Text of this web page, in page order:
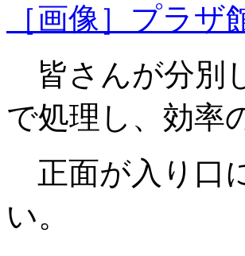
［画像］プラ
皆さんが分別
で処理し、効率
正面が入り口
い。